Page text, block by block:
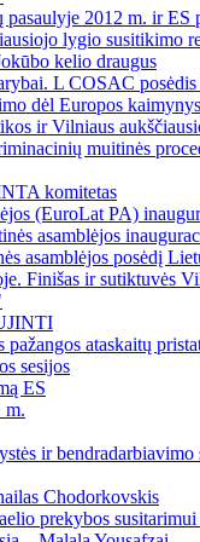
2012 m. ir
lygio susitikimo
kelio draugus
L COSAC
dėl Europos
ir Vilniaus
muitinės
komitetas
(EuroLat PA)
asamblėjos
asamblėjos posėdį
Finišas ir sutiktuvės
ataskaitų
sesijos
ES
m.
ir bendradarbiavimo
Chodorkovskis
prekybos